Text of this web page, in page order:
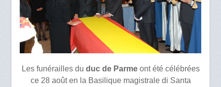
Les funérailles du duc de Parmeont été célébrées
ce 28 août en la Basilique magistrale di Santa